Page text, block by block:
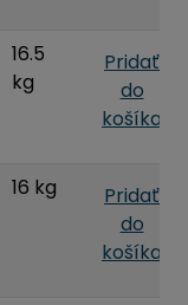
16.5
kg
Pridať
do
košíka
16 kg
Pridať
do
košíka